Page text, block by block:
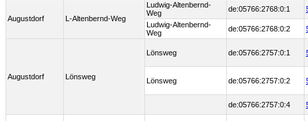
Augustdorf L-Altenbernd-Weg
Ludwig-Altenbernd-
Weg
de:05766:2768:0:1
Ludwig-Altenbernd-
Weg
de:05766:2768:0:2
Augustdorf Lönsweg
Lönsweg de:05766:2757:0:1
Lönsweg de:05766:2757:0:2
de:05766:2757:0:4